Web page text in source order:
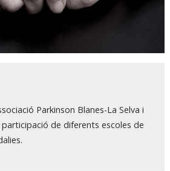
Parkinson Blanes-La Selva i
de diferents escoles de